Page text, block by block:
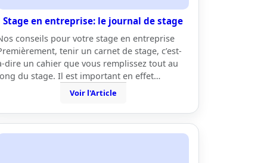
Stage en entreprise: le journal de stage
conseils pour votre stage en entreprise
tenir un carnet de stage, c’est-
dire un cahier que vous remplissez tout au
du stage. Il est important en effet…
Voir l'Article